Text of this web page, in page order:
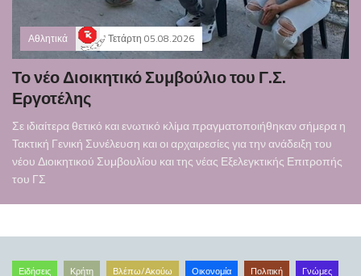
Αθλητικά Τετάρτη 05.08.2026
Το νέο Διοικητικό Συμβούλιο του Γ.Σ.
Εργοτέλης
Σε ιδιαίτερα θετικό και ενωτικό κλίμα πραγματοποιήθηκαν σήμερα η
Τακτική Γενική Συνέλευση και οι αρχαιρεσίες για την ανάδειξη του
νέου Διοικητικού Συμβουλίου και της νέας Εξελεγκτικής Επιτροπής
του ΓΣ
Ειδήσεις Κρήτη Βλέπω/Ακούω Οικονομία Πολιτική Γνώμες